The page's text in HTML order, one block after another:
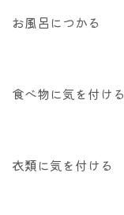
お風呂につかる
食べ物に気を付ける
衣類に気を付ける